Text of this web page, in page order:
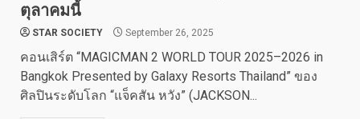
ตุลาคมนี้
STAR SOCIETY September 26, 2025
คอนเสิร์ต “MAGICMAN 2 WORLD TOUR 2025–2026 in
Bangkok Presented by Galaxy Resorts Thailand” ของ
ศิลปินระดับโลก “แจ็คสัน หวัง” (JACKSON...